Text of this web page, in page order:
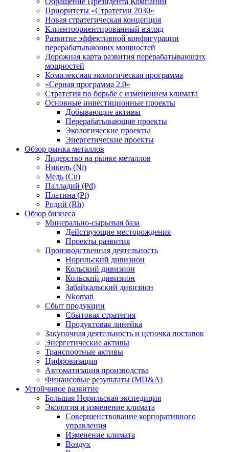
Приоритеты «Стратегии 2030»
Новая стратегическая концепция
Клиентоориентированный взгляд
Развитие эффективной конфигурации
перерабатывающих мощностей
Дорожная карта развития перерабатывающих
мощностей
Комплексная экологическая программа
«Серная программа 2.0»
Стратегия по борьбе с изменением климата
Основные инвестиционные проекты
Добывающие активы
Перерабатывающие проекты
Экологические проекты
Энергетические проекты
Обзор рынка металлов
Лидерство на рынке металлов
Никель (Ni)
Медь (Cu)
Палладий (Pd)
Платина (Pt)
Родий (Rh)
Обзор бизнеса
Минерально-сырьевая база
Действующие месторождения
Проекты развития
Производственная деятельность
Норильский дивизион
Кольский дивизион
Кольский дивизион
Забайкальский дивизион
Nkomati
Сбыт продукции
Сбытовая стратегия
Продуктовая линейка
Закупочная деятельность и цепочка поставок
Энергетические активы
Транспортные активы
Цифровизация
Автоматизация производства
Финансовые результаты (MD&A)
Устойчивое развитие
Большая Норильская экспедиция
Экология и изменение климата
Совершенствование корпоративного
управления
Изменение климата
Воздух